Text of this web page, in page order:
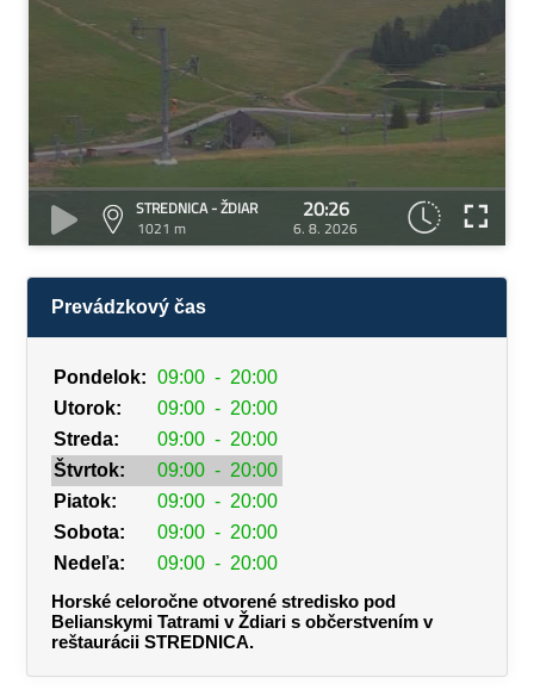
STREDNICA - ŽDIAR
1021 m
20:26
6. 8. 2026
Prevádzkový čas
Pondelok: 09:00 - 20:00
Utorok:
09:00 - 20:00
Streda:
09:00 - 20:00
Štvrtok:
09:00 - 20:00
Piatok:
09:00 - 20:00
Sobota:
09:00 - 20:00
Nedeľa:
09:00 - 20:00
Horské celoročne otvorené stredisko pod
Belianskymi Tatrami v Ždiari s občerstvením v
reštaurácii STREDNICA.